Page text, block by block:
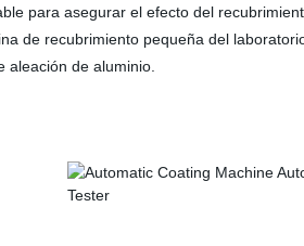
para asegurar el efecto del
de recubrimiento pequeña del
aleación de aluminio.